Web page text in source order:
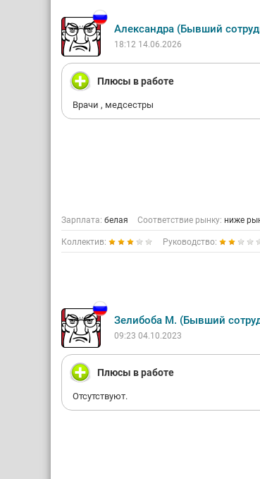
Александра (Бывший
18:12 14.06.2026
Плюсы в работе
Врачи , медсестры
Зарплата: белая Соответствие рынку: ниже
Коллектив: Руководство:
Зелибоба М. (Бывший
09:23 04.10.2023
Плюсы в работе
Отсутствуют.